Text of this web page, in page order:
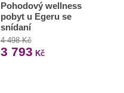
Pohodový wellness
pobyt u Egeru se
snídaní
4 498 Kč
3 793 Kč